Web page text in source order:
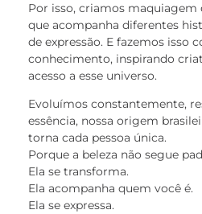
Por isso, criamos
que acompanha diferentes
de expressão. E fazemos isso
conhecimento, inspirando
acesso a esse universo.
Evoluímos constantemente,
essência, nossa origem
torna cada pessoa única.
Porque a beleza não segue
Ela se transforma.
Ela acompanha quem você é.
Ela se expressa.